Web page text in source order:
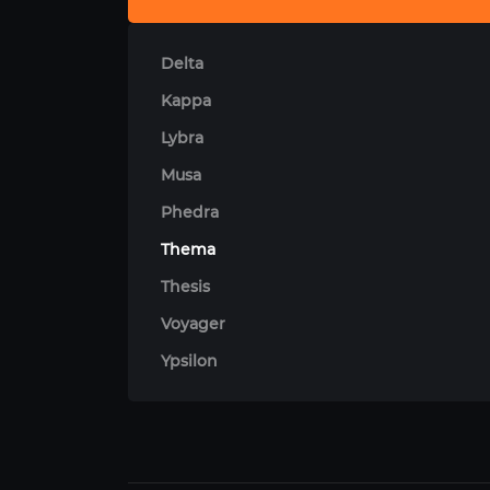
Delta
Kappa
Lybra
Musa
Phedra
Thema
Thesis
Voyager
Ypsilon